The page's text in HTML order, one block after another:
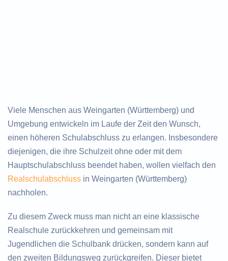
Viele Menschen aus Weingarten (Württemberg) und
Umgebung entwickeln im Laufe der Zeit den Wunsch,
einen höheren Schulabschluss zu erlangen. Insbesondere
diejenigen, die ihre Schulzeit ohne oder mit dem
Hauptschulabschluss beendet haben, wollen vielfach den
Realschulabschluss in Weingarten (Württemberg)
nachholen.
Zu diesem Zweck muss man nicht an eine klassische
Realschule zurückkehren und gemeinsam mit
Jugendlichen die Schulbank drücken, sondern kann auf
den zweiten Bildungsweg zurückgreifen. Dieser bietet